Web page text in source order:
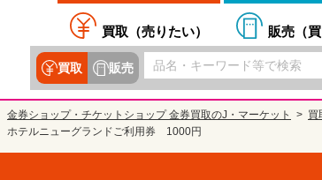
買取（売りたい） 販売（
買取 販売
金券ショップ・チケットショップ 金券買取のJ・マーケット 買
ホテルニューグランドご利用券 1000円